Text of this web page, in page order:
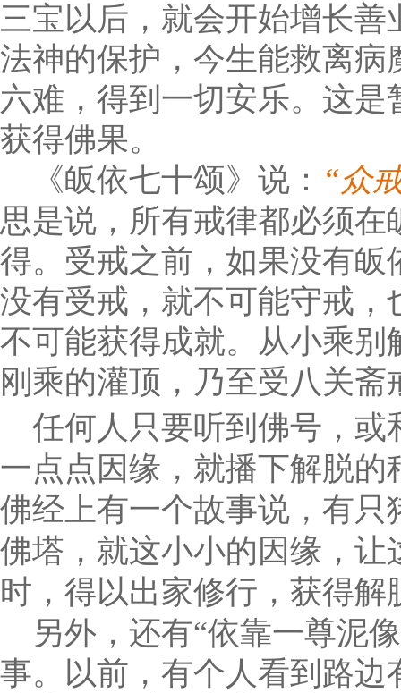
三宝以后，就会开始增长
法神的保护，今生能救离
六难，得到一切安乐。这
获得佛果。
《皈依七十颂》说： “众
思是说，所有戒律都必须
得。受戒之前，如果没有
没有受戒，就不可能守戒
不可能获得成就。从小乘
刚乘的灌顶，乃至受八关
任何人只要听到佛号，或
一点点因缘，就播下解脱
佛经上有一个故事说，有
佛塔，就这小小的因缘，
时，得以出家修行，获得解
另外，还有“依靠一尊泥
事。以前，有个人看到路